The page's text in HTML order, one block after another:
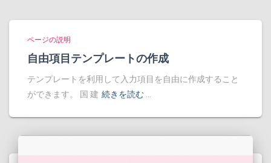
ページの説明
自由項目テンプレートの作成
テンプレートを利用して入力項目を自由に作成すること
ができます。 国 建 続きを読む …